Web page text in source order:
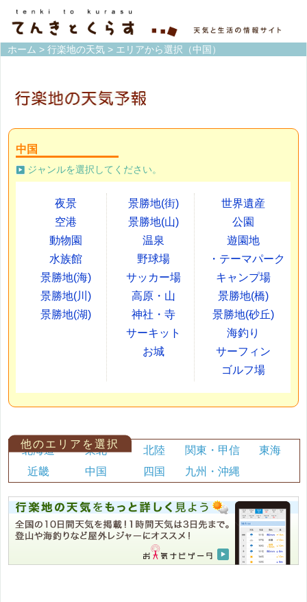
ホーム > 行楽地の天気 > エリアから選択（中国）
中国
ジャンルを選択してください。
夜景
空港
動物園
水族館
景勝地(海)
景勝地(川)
景勝地(湖)
景勝地(街)
景勝地(山)
温泉
野球場
サッカー場
高原・山
神社・寺
サーキット
お城
世界遺産
公園
遊園地
・テーマパーク
キャンプ場
景勝地(橋)
景勝地(砂丘)
海釣り
サーフィン
ゴルフ場
他のエリアを選択
北海道 東北 北陸 関東・甲信
東海
近畿
中国 四国 九州・沖縄